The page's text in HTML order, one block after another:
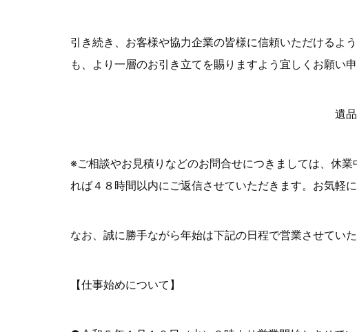
引き続き、お客様や協力企業の皆様に信頼いただけるよ
も、より一層のお引き立てを賜りますよう宜しくお願い申
遺品整理のエイガン
※ご相談やお見積りなどのお問合せにつきましては、休
れば４８時間以内にご返信させていただきます。お気軽に
なお、誠に勝手ながら年始は下記の日程で営業させていた
【仕事始めについて】